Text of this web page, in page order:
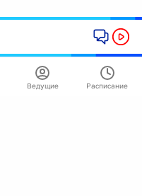
Ведущие Расписание